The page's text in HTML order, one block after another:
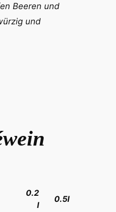
Beeren und
und
0.2
l
0.5l